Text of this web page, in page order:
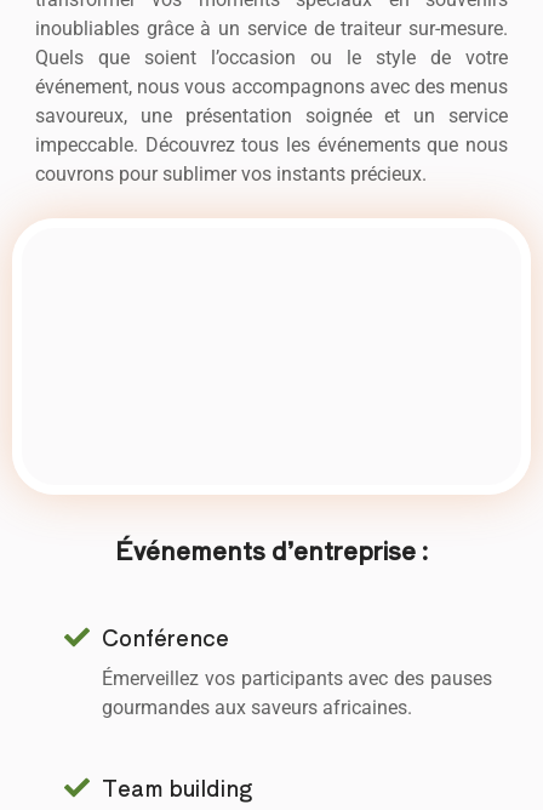
inoubliables grâce à un service de traiteur sur-mesure.
Quels que soient l’occasion ou le style de votre
événement, nous vous accompagnons avec des menus
savoureux, une présentation soignée et un service
impeccable. Découvrez tous les événements que nous
couvrons pour sublimer vos instants précieux.
Événements d’entreprise :
Conférence
Émerveillez vos participants avec des pauses
gourmandes aux saveurs africaines.
Team building